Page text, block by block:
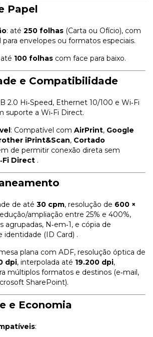
Papel
: até 250 folhas (Carta ou Ofício), com
para envelopes ou formatos especiais.
100 folhas com face para baixo.
e Compatibilidade
2.0 Hi‑Speed, Ethernet 10/100 e Wi‑Fi
suporte a Wi‑Fi Direct.
: Compatível com AirPrint, Google
iPrint&Scan, Cortado
de permitir conexão direta sem
Direct .
de até 30 cpm, resolução de 600 ×
ampliação entre 25% e 400%,
agrupadas, N‑em‑1, e cópia de
identidade (ID Card) .
plana com ADF, resolução óptica de
dpi, interpolada até 19.200 dpi,
múltiplos formatos e destinos (e‑mail,
SharePoint).
e Economia
: